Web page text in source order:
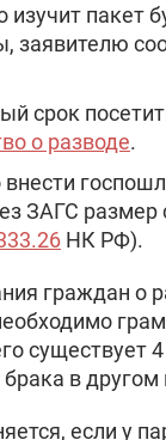
изучит пакет
заявителю
срок
о разводе.
ЗАГС
НК РФ).
граждан о
в другом
если у